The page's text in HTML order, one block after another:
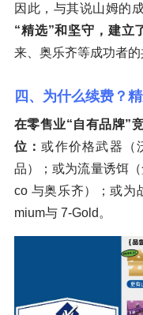
因此，与其说山姆的
“精选”和坚守，建立
来、奥乐齐等成功者的
四、为什么续费？
在零售业“自有品牌”
位：或作价格武器（
品）；或为流量诱饵
co 与奥乐齐）；或为
mium与 7-Gold。